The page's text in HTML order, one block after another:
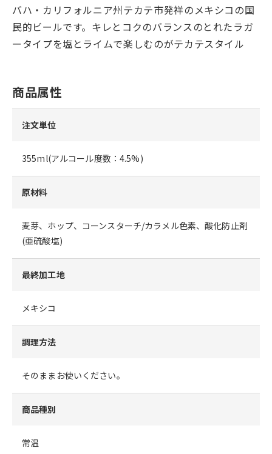
バハ・カリフォルニア州テカテ市発祥のメキシコの国
民的ビールです。キレとコクのバランスのとれたラガ
ータイプを塩とライムで楽しむのがテカテスタイル
商品属性
注文単位
355ml(アルコール度数：4.5%)
原材料
麦芽、ホップ、コーンスターチ/カラメル色素、酸化防止剤
(亜硫酸塩)
最終加工地
メキシコ
調理方法
そのままお使いください。
商品種別
常温